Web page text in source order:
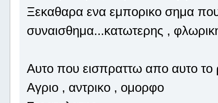
Ξεκαθαρα ενα εμπορικο σημα
συναισθημα...κατωτερης ,
Αυτο που εισπραττω απο αυτο το
Αγριο , αντρικο , ομορφο